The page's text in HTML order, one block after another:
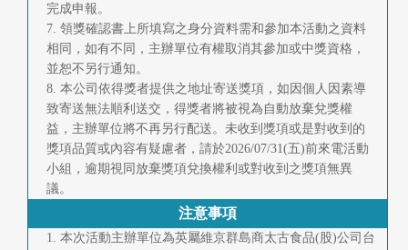
完成申報。
7. 領獎確認書上所填寫之身分資料需和參加本活動之資料
相同，如有不同，主辦單位有權取消其參加或中獎資格，
並恕不另行通知。
8. 本公司依得獎者提供之地址寄送獎項，如因個人因素導
致寄送無法順利送交，得獎者將被視為自動放棄兌獎權
益，主辦單位將不再另行配送。未收到獎項或是對收到的
獎項品質或內容有疑慮者，請於2026/07/31(五)前來電活動
小組，逾期視同放棄獎項兌換權利或對收到之獎項無異
議。
注意事項
1. 本次活動主辦單位為英屬維京群島商太古食品(股)公司台